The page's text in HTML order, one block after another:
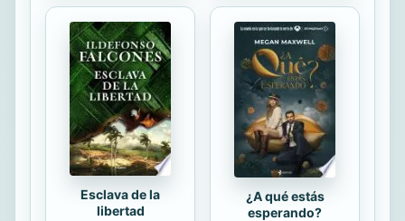
Esclava de la
libertad
¿A qué estás
esperando?